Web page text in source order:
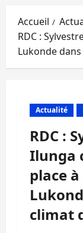
Accueil
RDC :
Lukonde
Actualité
RDC :
Ilunga
place à
climat